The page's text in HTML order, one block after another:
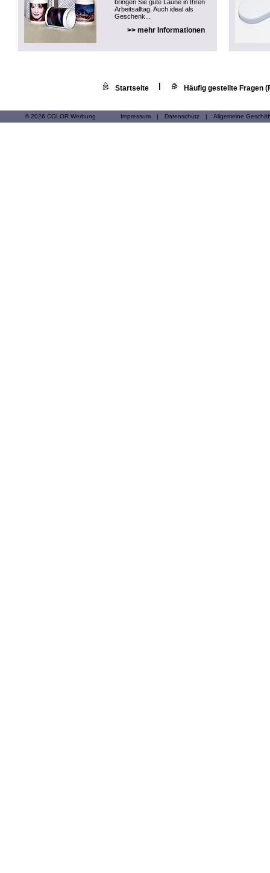
bringen Sie gute Laune in Ihren
Arbeitsalltag. Auch ideal als
Geschenk...
>> mehr Informationen
Startseite Häufig gestellte Fragen
© 2026 COLOR Werbung Impressum | Datenschutz | Allgemeine